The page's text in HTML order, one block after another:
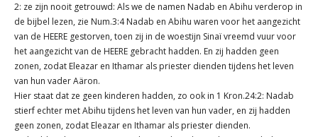
2: ze zijn nooit getrouwd: Als we de namen Nadab en Abihu verderop in
de bijbel lezen, zie Num.3:4 Nadab en Abihu waren voor het aangezicht
van de HEERE gestorven, toen zij in de woestijn Sinaï vreemd vuur voor
het aangezicht van de HEERE gebracht hadden. En zij hadden geen
zonen, zodat Eleazar en Ithamar als priester dienden tijdens het leven
van hun vader Aäron.
Hier staat dat ze geen kinderen hadden, zo ook in 1 Kron.24:2: Nadab
stierf echter met Abihu tijdens het leven van hun vader, en zij hadden
geen zonen, zodat Eleazar en Ithamar als priester dienden.